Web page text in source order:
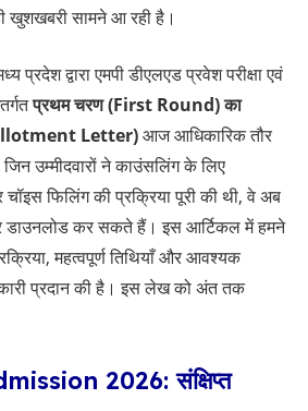
खुशखबरी सामने आ रही है।
प्रदेश द्वारा एमपी डीएलएड प्रवेश परीक्षा एवं
प्रथम चरण (First Round) का
Letter)आज आधिकारिक तौर
उम्मीदवारों ने काउंसलिंग के लिए
फिलिंग की प्रक्रिया पूरी की थी, वे अब
डाउनलोड कर सकते हैं। इस आर्टिकल में हमने
महत्वपूर्ण तिथियाँ और आवश्यक
प्रदान की है। इस लेख को अंत तक
2026: संक्षिप्त